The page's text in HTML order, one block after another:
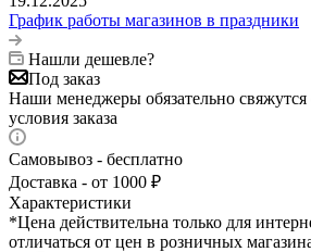
График работы магазинов в праздники
Нашли дешевле?
Под заказ
Наши менеджеры обязательно свяжутся
условия заказа
Самовывоз - бесплатно
Доставка - от 1000 ₽
Характеристики
*Цена действительна только для
отличаться от цен в розничных